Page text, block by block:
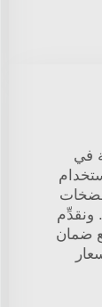
في
مضخات
ضمان